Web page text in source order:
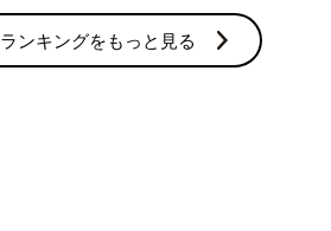
ランキングをもっと見る